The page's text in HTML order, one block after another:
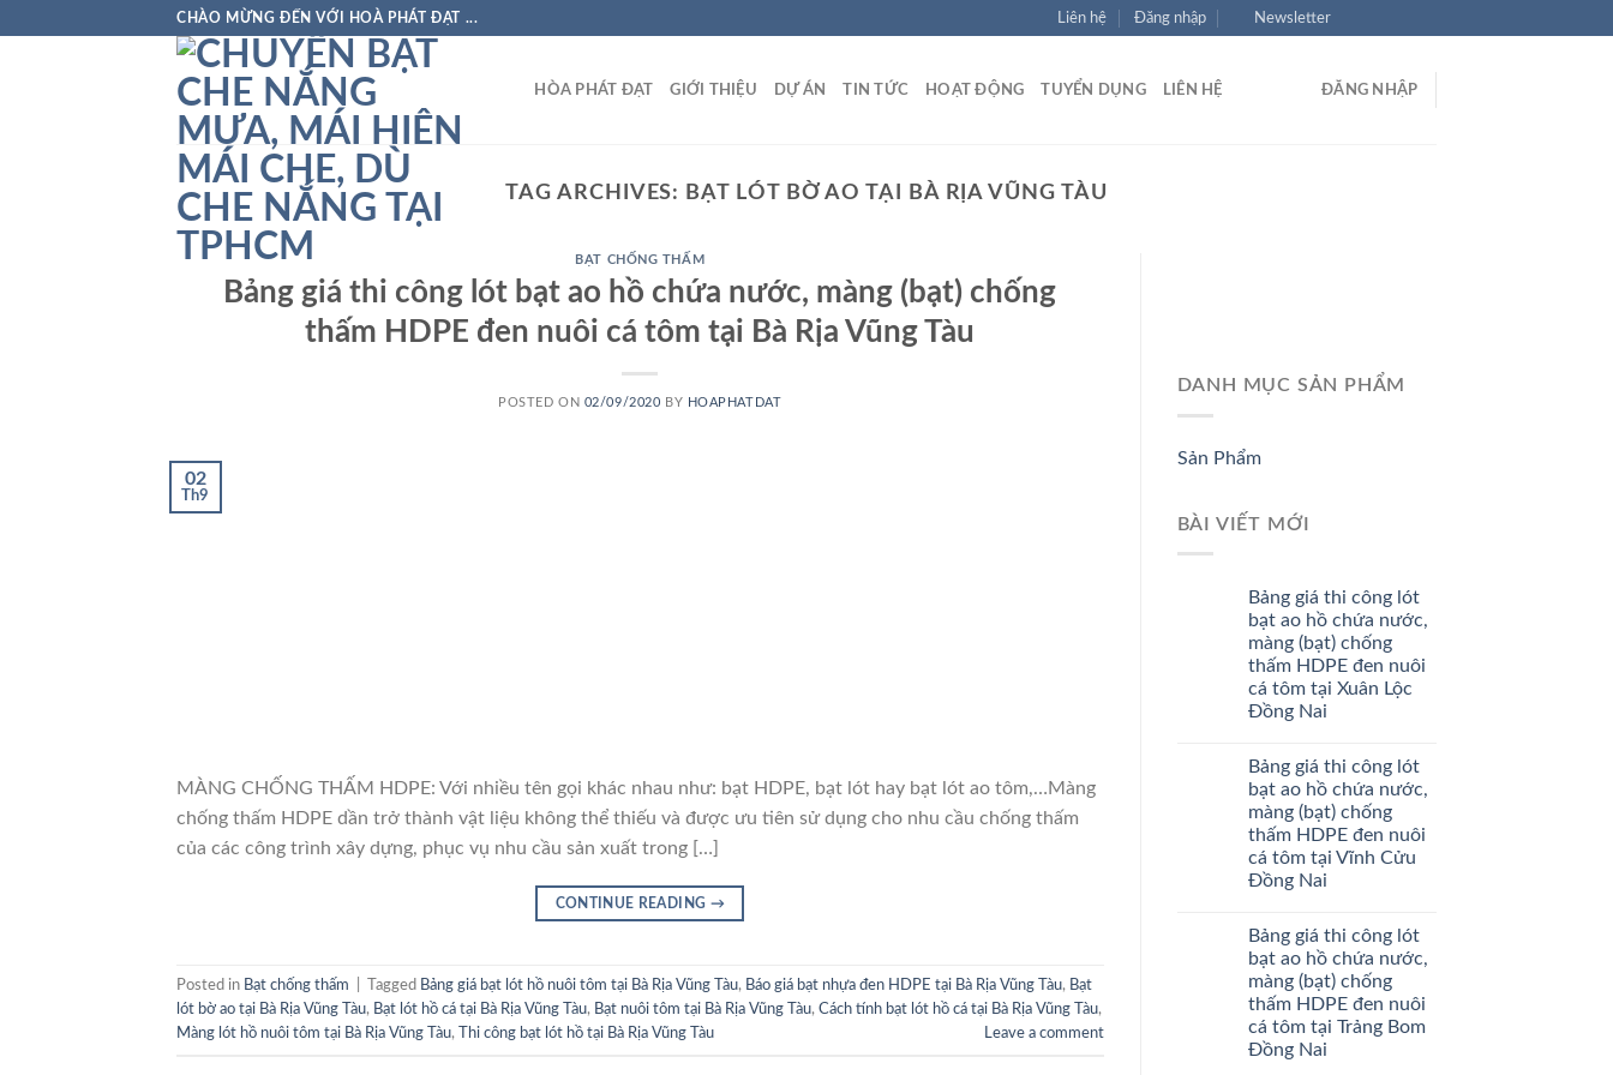
CHÀO MỪNG ĐẾN VỚI HOÀ PHÁT ĐẠT ... Liên hệ Đăng nhập Newsletter
HÒA PHÁT ĐẠT GIỚI THIỆU DỰ ÁN TIN TỨC HOẠT ĐỘNG TUYỂN DỤNG LIÊN HỆ ĐĂNG NHẬP
TAG ARCHIVES: BẠT LÓT BỜ AO TẠI BÀ RỊA VŨNG TÀU
BẠT CHỐNG THẤM
Bảng giá thi công lót bạt ao hồ chứa nước, màng (bạt) chống
thấm HDPE đen nuôi cá tôm tại Bà Rịa Vũng Tàu
POSTED ON 02/09/2020 BY HOAPHATDAT
02
Th9
MÀNG CHỐNG THẤM HDPE: Với nhiều tên gọi khác nhau như: bạt HDPE, bạt lót hay bạt lót ao tôm,…Màng
chống thấm HDPE dần trở thành vật liệu không thể thiếu và được ưu tiên sử dụng cho nhu cầu chống thấm
của các công trình xây dựng, phục vụ nhu cầu sản xuất trong […]
CONTINUE READING →
Posted in Bạt chống thấm Tagged Bảng giá bạt lót hồ nuôi tôm tại Bà Rịa Vũng Tàu, Báo giá bạt nhựa đen HDPE tại Bà Rịa Vũng Tàu, Bạt
lót bờ ao tại Bà Rịa Vũng Tàu, Bạt lót hồ cá tại Bà Rịa Vũng Tàu, Bạt nuôi tôm tại Bà Rịa Vũng Tàu, Cách tính bạt lót hồ cá tại Bà Rịa Vũng Tàu,
Màng lót hồ nuôi tôm tại Bà Rịa Vũng Tàu, Thi công bạt lót hồ tại Bà Rịa Vũng Tàu Leave a comment
DANH MỤC SẢN PHẨM
Sản Phẩm
BÀI VIẾT MỚI
Bảng giá thi công lót
bạt ao hồ chứa nước,
màng (bạt) chống
thấm HDPE đen nuôi
cá tôm tại Xuân Lộc
Đồng Nai
Bảng giá thi công lót
bạt ao hồ chứa nước,
màng (bạt) chống
thấm HDPE đen nuôi
cá tôm tại Vĩnh Cửu
Đồng Nai
Bảng giá thi công lót
bạt ao hồ chứa nước,
màng (bạt) chống
thấm HDPE đen nuôi
cá tôm tại Trảng Bom
Đồng Nai